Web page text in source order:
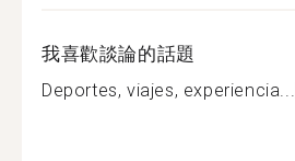
我喜歡談論的話題
Deportes, viajes, experiencia...